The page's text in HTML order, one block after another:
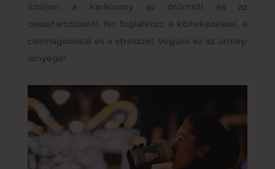
Szóljon a karácsony az örömről és az
összetartozásról. Ne foglalkozz a költekezéssel, a
csomagolással és a stresszel. Végülis ez az ünnep
lényege!